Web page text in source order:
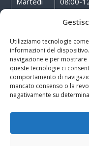
Utilizziamo tecnologie
informazioni del
navigazione e per mostrare
queste tecnologie ci
comportamento di
mancato consenso o la
negativamente su
08:00-
Giovedì
08:00-
Venerdì
08:00-
Sabato
08:00-